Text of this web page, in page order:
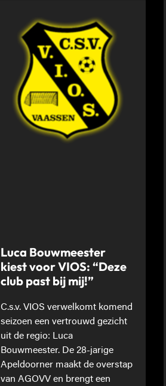
Luca Bouwmeester
kiest voor VIOS: “Deze
club past bij mij!”
C.s.v. VIOS verwelkomt komend
seizoen een vertrouwd gezicht
uit de regio: Luca
Bouwmeester. De 28-jarige
Apeldoorner maakt de overstap
van AGOVV en brengt een